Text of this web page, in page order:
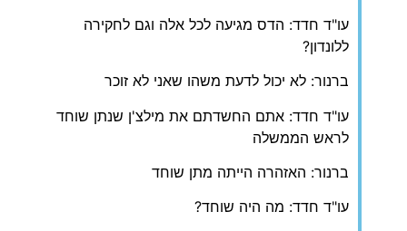
עו"ד חדד: הדס מגיעה לכל אלה וגם לחקירה
ללונדון?
ברנור: לא יכול לדעת משהו שאני לא זוכר
עו"ד חדד: אתם החשדתם את מילצ'ן שנתן שוחד
לראש הממשלה
ברנור: האזהרה הייתה מתן שוחד
עו"ד חדד: מה היה שוחד?